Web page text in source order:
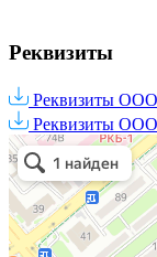
Реквизиты
Реквизиты
Реквизиты